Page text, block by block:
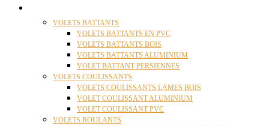
VOLETS BATTANTS
VOLETS BATTANTS EN PVC
VOLETS BATTANTS BOIS
VOLETS BATTANTS ALUMINIUM
VOLET BATTANT PERSIENNES
VOLETS COULISSANTS
VOLETS COULISSANTS LAMES BOIS
VOLET COULISSANT ALUMINIUM
VOLET COULISSANT PVC
VOLETS ROULANTS